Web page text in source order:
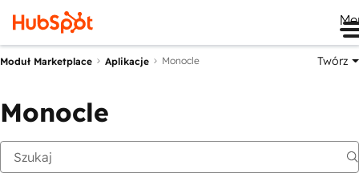
Moduł Marketplace Aplikacje Monocle Twórz
Monocle